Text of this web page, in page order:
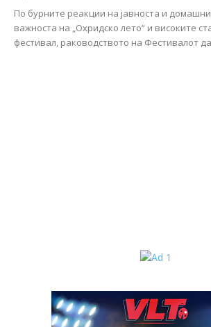
По бурните реакции на јавноста и
важноста на „Охридско лето“ и високите
фестивал, раководството на Фестивалот да